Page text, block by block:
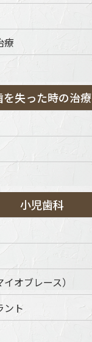
区富ケ谷1丁目51-4
療
を失った時の治療
小児歯科
オブレース）
ント